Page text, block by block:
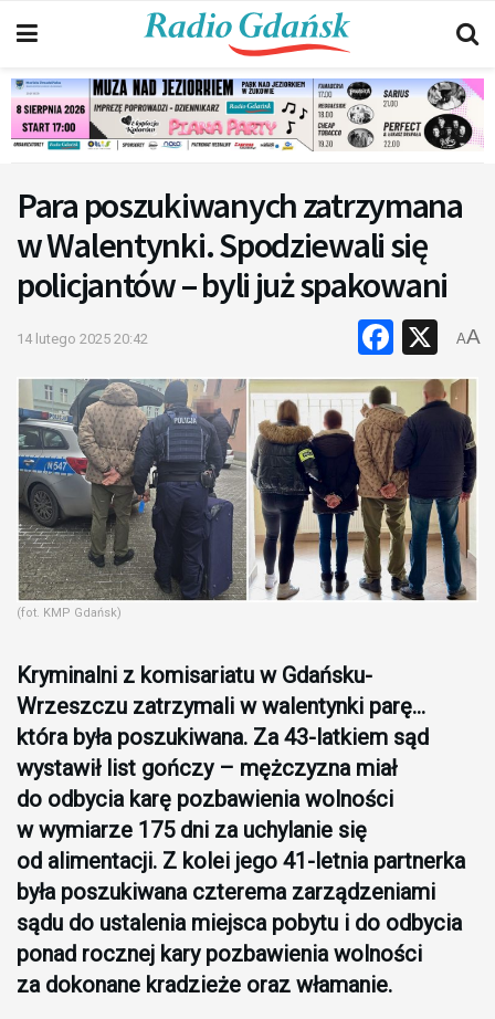
Para poszukiwanych zatrzymana
w Walentynki. Spodziewali się
policjantów – byli już spakowani
14 lutego 2025 20:42 X
AA
(fot. KMP Gdańsk)
Kryminalni z komisariatu w Gdańsku-
Wrzeszczu zatrzymali w walentynki parę…
która była poszukiwana. Za 43-latkiem sąd
wystawił list gończy – mężczyzna miał
do odbycia karę pozbawienia wolności
w wymiarze 175 dni za uchylanie się
od alimentacji. Z kolei jego 41-letnia partnerka
była poszukiwana czterema zarządzeniami
sądu do ustalenia miejsca pobytu i do odbycia
ponad rocznej kary pozbawienia wolności
za dokonane kradzieże oraz włamanie.